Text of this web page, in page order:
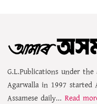
G.L.Publications under
Agarwalla in 1997 started
Assamese daily... Read